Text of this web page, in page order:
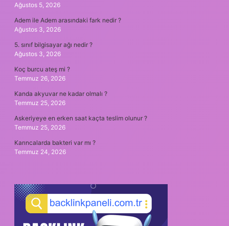
Ağustos 5, 2026
Adem ile Adem arasındaki fark nedir ?
Ağustos 3, 2026
5. sınıf bilgisayar ağı nedir ?
Ağustos 3, 2026
Koç burcu ateş mi ?
Temmuz 26, 2026
Kanda akyuvar ne kadar olmalı ?
Temmuz 25, 2026
Askeriyeye en erken saat kaçta teslim olunur ?
Temmuz 25, 2026
Karıncalarda bakteri var mı ?
Temmuz 24, 2026